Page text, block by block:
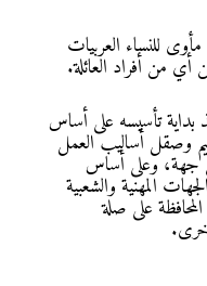
وكان أول مأوى للنساء العربيات
من أفراد العائلة.
بداية تأسيسه على أساس
وصقل أساليب العمل
جهة، وعلى أساس
المهنية والشعبية
على صلة